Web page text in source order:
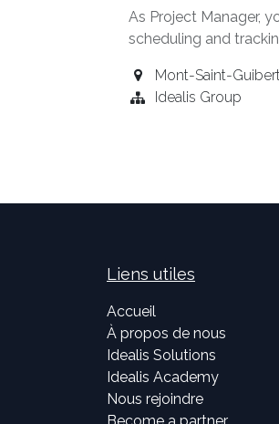
As Project Manager,
scheduling and
Mont-Saint-
Idealis Group
Liens utiles
Accueil
À propos de nous
Idealis Solutions
Idealis Academy
Nous rejoindre